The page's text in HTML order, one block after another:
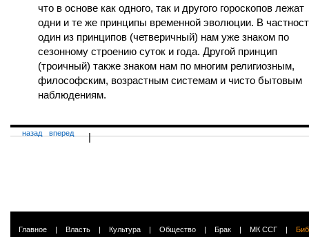
что в основе как одного, так и другого гороскопов лежат
одни и те же принципы временной эволюции. В
один из принципов (четверичный) нам уже знаком по
сезонному строению суток и года. Другой принцип
(троичный) также знаком нам по многим религиозным,
философским, возрастным системам и чисто бытовым
наблюдениям.
назад |
вперед
Главное | Власть | Культура | Общество | Брак | МК ССГ |